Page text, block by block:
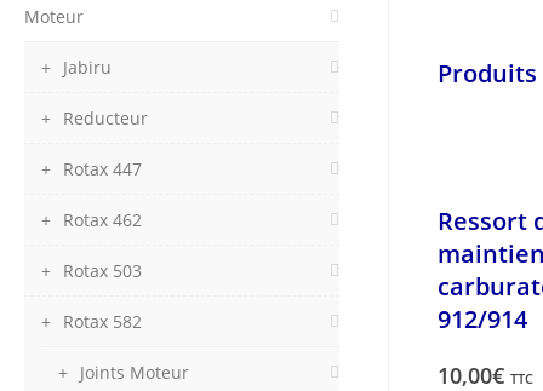
Ressort
912/914
10,00€ TTC
Moteur
Jabiru
Reducteur
Rotax 447
Rotax 462
Rotax 503
Rotax 582
Joints Moteur